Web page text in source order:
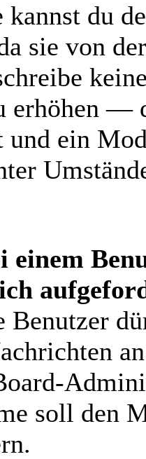
du
sie von
erhöhen —
und ein
einem
Benutzer
soll den